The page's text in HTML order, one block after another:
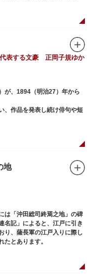
表する文豪 正岡子規ゆか
が、1894（明治27）年から
、作品を発表し続け俳句や短
がらも34歳で亡くなるまで
ます。
明治の雰囲気が体感できる魅
などを復元しており、明治の
ます。現在、一般のボランテ
。
地
は「沖田総司終焉之地」の碑
名記」によると、江戸に引き
り、薩長軍の江戸入りに際し
とあります。